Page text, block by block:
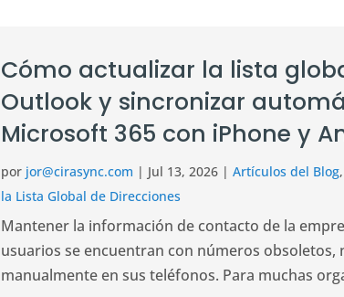
Cómo actualizar la lista
Outlook y sincronizar
Microsoft 365 con iPhone y
por jor@cirasync.com | Jul 13, 2026 |Artículos del Blog
la Lista Global de Direcciones
Mantener la información de contacto de la
usuarios se encuentran con números
manualmente en sus teléfonos. Para muchas